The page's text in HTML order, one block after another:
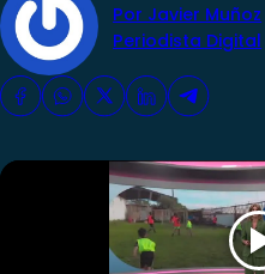
Por Javier Muñoz
Periodista Digital
Programas
Contigo en Directo
Plan Perfecto
El Tiempo